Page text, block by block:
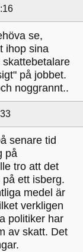
se,
ihop sina
på jobbet.
noggrannt..
senare tid
på
tro att det
ett isberg.
medel är
verkligen
politiker har
av skatt. Det